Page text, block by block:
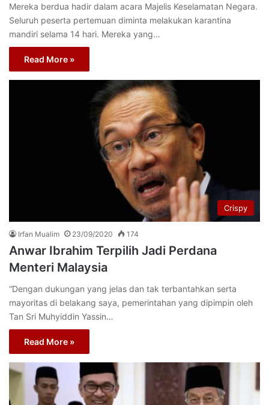
Mereka berdua hadir dalam acara Majelis Keselamatan Negara.
Seluruh peserta pertemuan diminta melakukan karantina
mandiri selama 14 hari. Mereka yang…
Read More »
Crispy
Irfan Mualim 23/09/2020 174
Anwar Ibrahim Terpilih Jadi Perdana
Menteri Malaysia
“Dengan dukungan yang jelas dan tak terbantahkan serta
mayoritas di belakang saya, pemerintahan yang dipimpin oleh
Tan Sri Muhyiddin Yassin…
Read More »